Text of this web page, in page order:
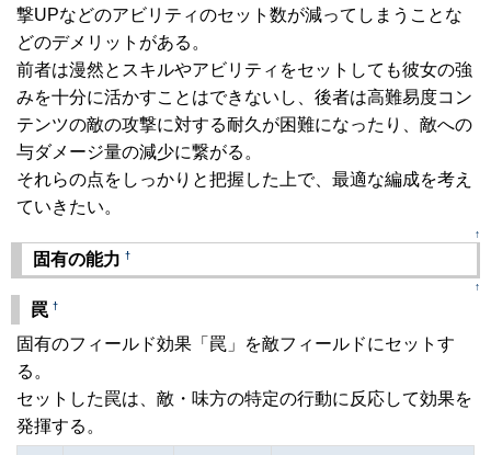
撃UPなどのアビリティのセット数が減ってしまうことな
どのデメリットがある。
前者は漫然とスキルやアビリティをセットしても彼女の強
みを十分に活かすことはできないし、後者は高難易度コン
テンツの敵の攻撃に対する耐久が困難になったり、敵への
与ダメージ量の減少に繋がる。
それらの点をしっかりと把握した上で、最適な編成を考え
ていきたい。
↑
固有の能力 †
↑
罠 †
固有のフィールド効果「罠」を敵フィールドにセットす
る。
セットした罠は、敵・味方の特定の行動に反応して効果を
発揮する。